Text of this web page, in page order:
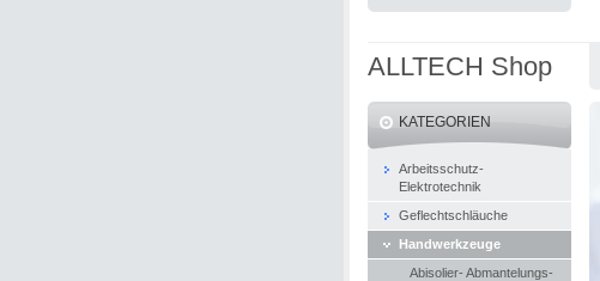
ALLTECH Shop
KATEGORIEN
Arbeitsschutz-
Elektrotechnik
Geflechtschläuche
Handwerkzeuge
Abisolier- Abmantelungs-